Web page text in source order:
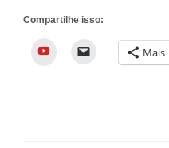
Compartilhe isso:
YouTube Mais